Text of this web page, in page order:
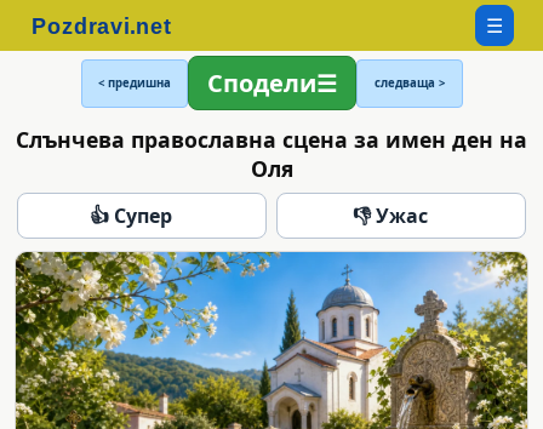
☰
< предишна Сподели следваща >
Слънчева православна сцена за имен ден на
Оля
👍 Супер 👎 Ужас